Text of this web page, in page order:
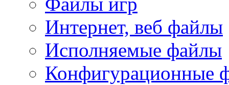
Интернет, веб файлы
Исполняемые файлы
Конфигурационные